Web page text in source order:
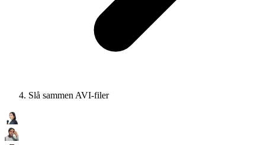
Slå sammen AVI-filer